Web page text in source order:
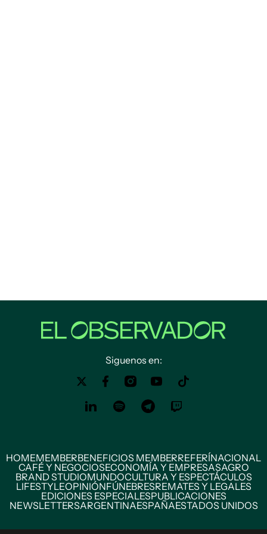
Siguenos en:
HOMEMEMBERBENEFICIOS MEMBERREFERÍNACIONAL
CAFÉ Y NEGOCIOSECONOMÍA Y EMPRESASAGRO
BRAND STUDIOMUNDOCULTURA Y ESPECTÁCULOS
LIFESTYLEOPINIÓNFÚNEBRESREMATES Y LEGALES
EDICIONES ESPECIALESPUBLICACIONES
NEWSLETTERSARGENTINAESPAÑAESTADOS UNIDOS